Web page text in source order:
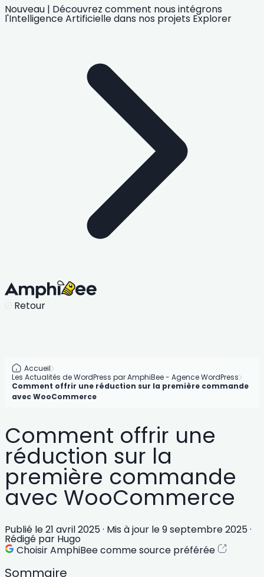
Nouveau | Découvrez comment nous intégrons
l'Intelligence Artificielledans nos projets Explorer
Retour
Accueil
Les Actualités de WordPress par AmphiBee - Agence WordPress
Comment offrir une réduction sur la première commande
avec WooCommerce
Comment offrir une
réduction sur la
première commande
avec WooCommerce
Publié le21 avril 2025· Mis à jour le9 septembre 2025·
Rédigé par Hugo
Choisir AmphiBee comme source préférée
Sommaire